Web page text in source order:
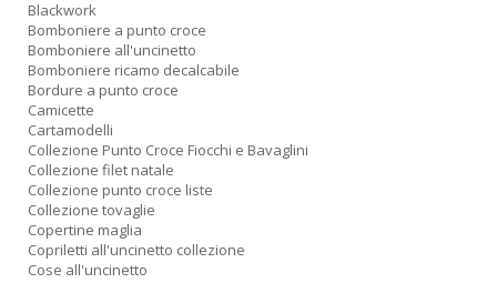
Blackwork
Bomboniere a punto croce
Bomboniere all'uncinetto
Bomboniere ricamo decalcabile
Bordure a punto croce
Camicette
Cartamodelli
Collezione Punto Croce Fiocchi e Bavaglini
Collezione filet natale
Collezione punto croce liste
Collezione tovaglie
Copertine maglia
Copriletti all'uncinetto collezione
Cose all'uncinetto